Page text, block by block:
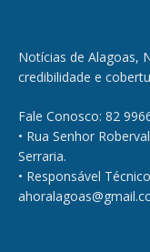
Notícias de Alagoas,
credibilidade e
Fale Conosco: 82
• Rua Senhor
Serraria.
• Responsável